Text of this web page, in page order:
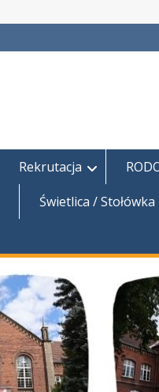
Rekrutacja
Świetlica / Stołówka